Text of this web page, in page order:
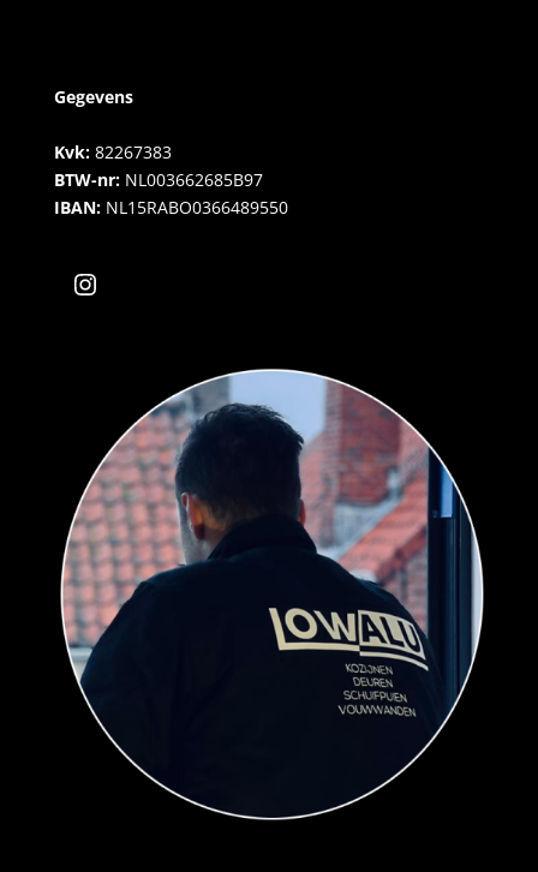
Gegevens
Kvk:82267383
BTW-nr:NL003662685B97
IBAN:NL15RABO0366489550
Instagram